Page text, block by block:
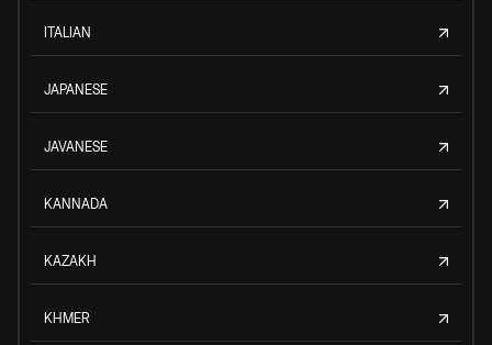
ITALIAN
JAPANESE
JAVANESE
KANNADA
KAZAKH
KHMER